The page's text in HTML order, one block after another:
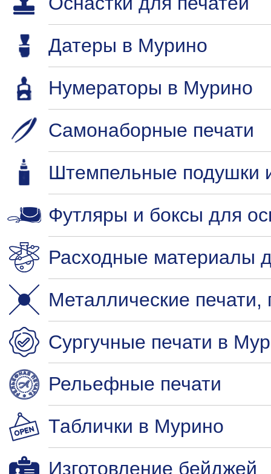
Датеры в Мурино
Нумераторы в Мурино
Самонаборные печати
Штемпельные подушки
Футляры и боксы для
Расходные материалы
Металлические
Сургучные печати в
Рельефные печати
Таблички в Мурино
Изготовление бейджей